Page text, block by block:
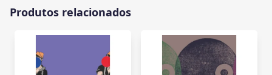
Produtos relacionados